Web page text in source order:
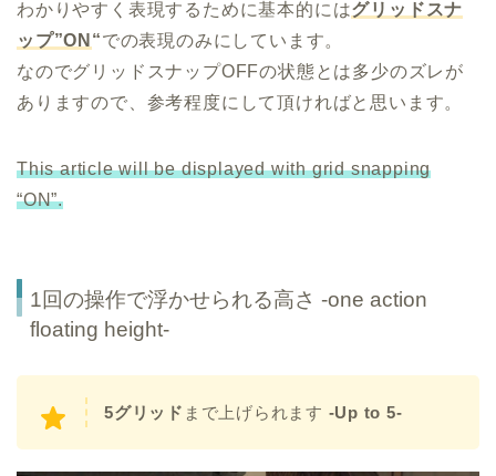
わかりやすく表現するために基本的にはグリッドスナ
ップ”ON “での表現のみにしています。
なのでグリッドスナップOFFの状態とは多少のズレが
ありますので、参考程度にして頂ければと思います。
This article will be displayed with grid snapping
“ON”.
1回の操作で浮かせられる高さ -one action
floating height-
5グリッド まで上げられます -Up to 5-